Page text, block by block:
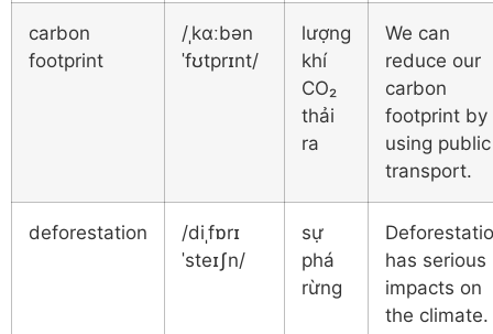
carbon
footprint
/ˌkɑːbən
ˈfʊtprɪnt/
lượng
khí
CO₂
thải
ra
We can
reduce our
carbon
footprint by
using public
transport.
deforestation
/diˌfɒrɪ
ˈsteɪʃn/
sự
phá
rừng
has serious
impacts on
the climate.